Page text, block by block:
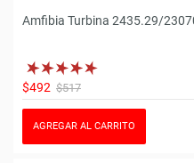
Amfibia Turbina 2435.29/
$492 $517
AGREGAR AL CARRITO